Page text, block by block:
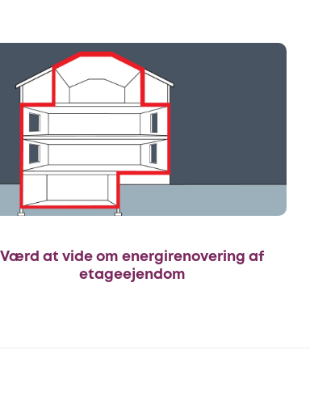
Værd at vide om energirenovering af
etageejendom